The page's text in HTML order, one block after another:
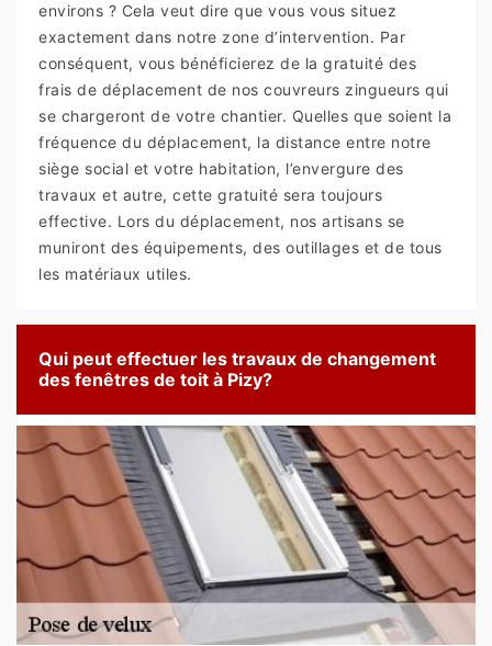
environs ? Cela veut dire que vous vous situez
exactement dans notre zone d’intervention. Par
conséquent, vous bénéficierez de la gratuité des
frais de déplacement de nos couvreurs zingueurs qui
se chargeront de votre chantier. Quelles que soient la
fréquence du déplacement, la distance entre notre
siège social et votre habitation, l’envergure des
travaux et autre, cette gratuité sera toujours
effective. Lors du déplacement, nos artisans se
muniront des équipements, des outillages et de tous
les matériaux utiles.
Qui peut effectuer les travaux de changement
des fenêtres de toit à Pizy?